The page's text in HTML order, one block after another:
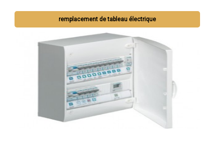
remplacement de tableau électrique